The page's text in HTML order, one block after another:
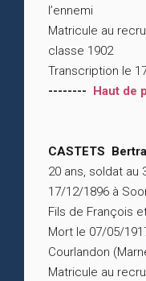
l’ennemi
Matricule au
classe 1902
Transcription le
-------- Haut de
CASTETS
20 ans, soldat au
17/12/1896 à
Fils de François
Mort le 07/05/
Courlandon
Matricule au